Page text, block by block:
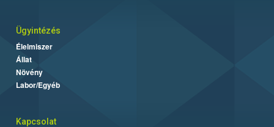
Ügyintézés
Élelmiszer
Állat
Növény
Labor/Egyéb
Kapcsolat